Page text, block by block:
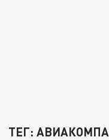
ТЕГ: